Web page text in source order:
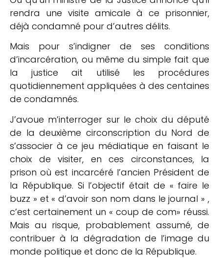
rendra une visite amicale à ce prisonnier,
déjà condamné pour d’autres délits.
Mais pour s’indigner de ses conditions
d’incarcération, ou même du simple fait que
la justice ait utilisé les procédures
quotidiennement appliquées à des centaines
de condamnés.
J’avoue m’interroger sur le choix du député
de la deuxième circonscription du Nord de
s’associer à ce jeu médiatique en faisant le
choix de visiter, en ces circonstances, la
prison où est incarcéré l’ancien Président de
la République. Si l’objectif était de « faire le
buzz » et « d’avoir son nom dans le journal » ,
c’est certainement un « coup de com» réussi.
Mais au risque, probablement assumé, de
contribuer à la dégradation de l’image du
monde politique et donc de la République.